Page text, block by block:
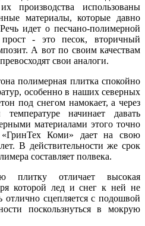
производства использованы
материалы, которые давно
идет о песчано-полимерной
- это песок, вторичный
А вот по своим качествам
свои аналоги.
полимерная плитка спокойно
особенно в наших северных
под снегом намокает, а через
начинает давать
материалами этого точно
Коми» дает на свою
В действительности же срок
составляет полвека.
плитку отличает высокая
которой лед и снег к ней не
отлично сцепляется с подошвой
поскользнуться в мокрую